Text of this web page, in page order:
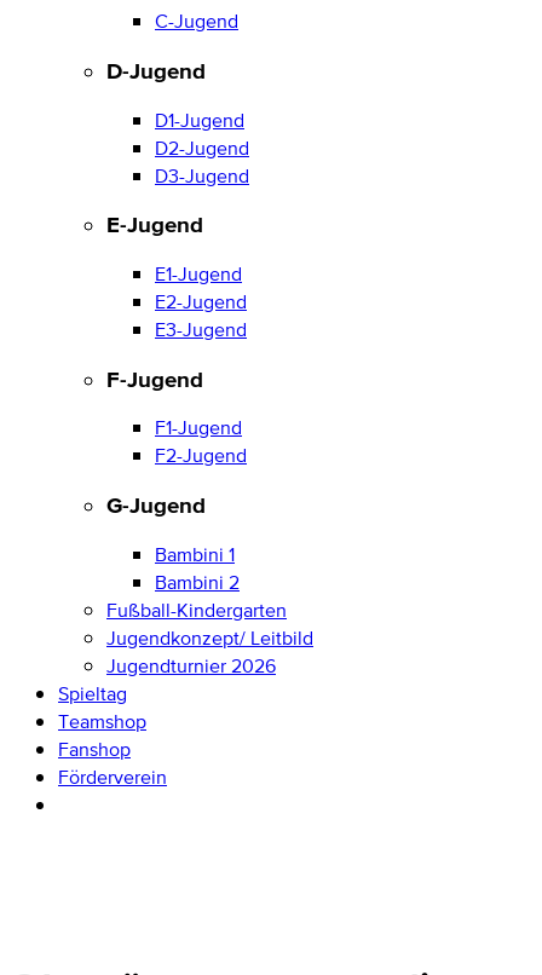
C-Jugend
D-Jugend
D1-Jugend
D2-Jugend
D3-Jugend
E-Jugend
E1-Jugend
E2-Jugend
E3-Jugend
F-Jugend
F1-Jugend
F2-Jugend
G-Jugend
Bambini 1
Bambini 2
Fußball-Kindergarten
Jugendkonzept/ Leitbild
Jugendturnier 2026
Spieltag
Teamshop
Fanshop
Förderverein